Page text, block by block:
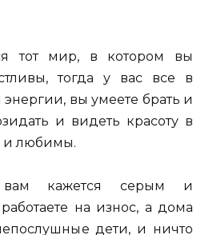
тот мир, в котором вы
тогда у вас все в
вы умеете брать и
и видеть красоту в
и любимы.
кажется серым и
на износ, а дома
дети, и ничто